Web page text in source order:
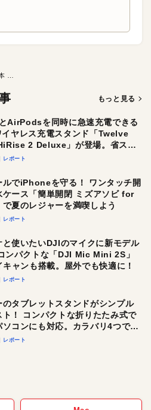
もっと見る
AirPodsを同時に急速充電できる
ヤレス充電スタンド「Twelve
2 Deluxe」が登場。省スペ
ゃれに充電したい人にオスス
レポート
ルでiPhoneを守る！ ワンタッチ開
ケース「簡単開閉 ミズアソビ for
で夏のレジャーを満喫しよう
レポート
と使いたいDJIのマイクに新モデル
ンパクトな「DJI Mic Mini 2S」
キャンも搭載。屋外でも快適に！
レポート
のタブレットスタンドがシンプル
ト！ コンパクトな折りたたみ式で
ソコンにも対応。カラバリ4つで選
さも
レポート